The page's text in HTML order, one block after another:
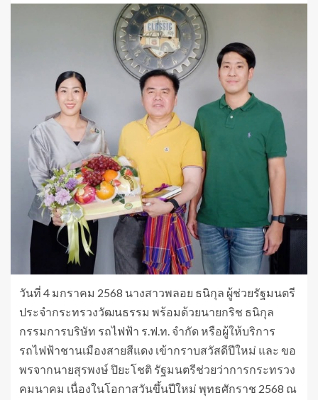
วันที่ 4 มกราคม 2568 นางสาวพลอย ธนิกุล ผู้ช่วยรัฐมนตรี
ประจำกระทรวงวัฒนธรรม พร้อมด้วยนายกริช ธนิกุล
กรรมการบริษัท รถไฟฟ้า ร.ฟ.ท. จำกัด หรือผู้ให้บริการ
รถไฟฟ้าชานเมืองสายสีแดง เข้ากราบสวัสดีปีใหม่ และ ขอ
พรจากนายสุรพงษ์ ปิยะโชติ รัฐมนตรีช่วยว่าการกระทรวง
คมนาคม เนื่องในโอกาสวันขึ้นปีใหม่ พุทธศักราช 2568 ณ